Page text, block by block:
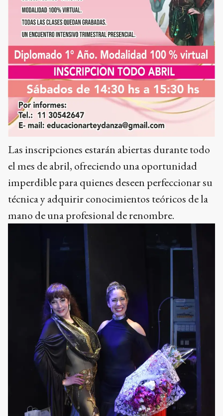
Las inscripciones estarán abiertas durante todo
el mes de abril, ofreciendo una oportunidad
imperdible para quienes deseen perfeccionar su
técnica y adquirir conocimientos teóricos de la
mano de una profesional de renombre.